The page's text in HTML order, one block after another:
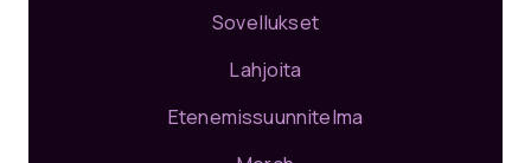
Sovellukset
Lahjoita
Etenemissuunnitelma